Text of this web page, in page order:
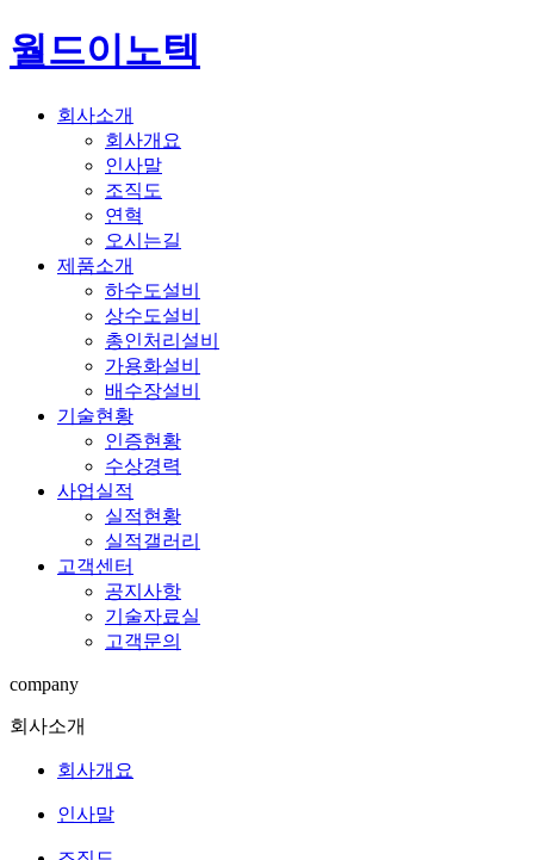
월드이노텍
회사소개
회사개요
인사말
조직도
연혁
오시는길
제품소개
하수도설비
상수도설비
총인처리설비
가용화설비
배수장설비
기술현황
인증현황
수상경력
사업실적
실적현황
실적갤러리
고객센터
공지사항
기술자료실
고객문의
company
회사소개
회사개요
인사말